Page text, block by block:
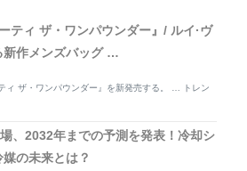
ティ ザ・ワンパウンダー』/ ルイ·ヴ
新作メンズバッグ …
ィ ザ・ワンパウンダー』を新発売する。 … トレン
、2032年までの予測を発表！冷却シ
の未来とは？